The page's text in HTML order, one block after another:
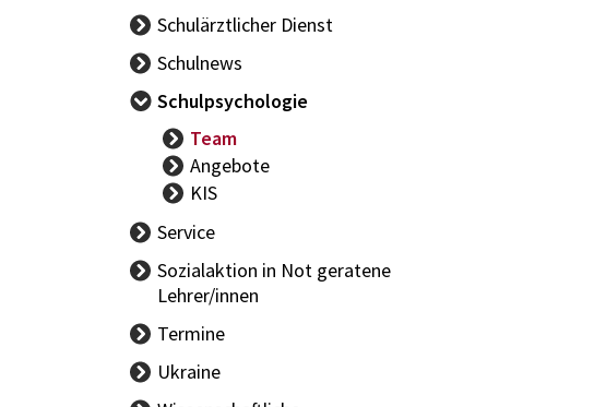
Schulärztlicher Dienst
Aktuelles -
Schüler/innengesundheit
Gesundheitsförderung
Schulnews
Schulpsychologie
Team
Angebote
KIS
Service
Sozialaktion in Not geratene
Lehrer/innen
Termine
Ferien
Tag der offenen Tür
Ukraine